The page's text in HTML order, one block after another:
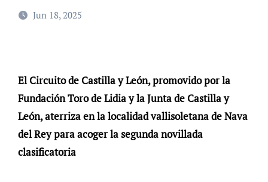
Jun 18, 2025
El Circuito de Castilla y León, promovido por la
Fundación Toro de Lidia y la Junta de Castilla y
León, aterriza en la localidad vallisoletana de Nava
del Rey para acoger la segunda novillada
clasificatoria